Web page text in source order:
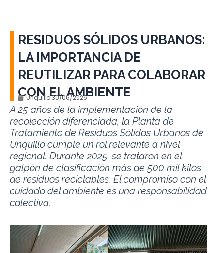
RESIDUOS SÓLIDOS URBANOS:
LA IMPORTANCIA DE
REUTILIZAR PARA COLABORAR
CON EL AMBIENTE
Unquillo30/06/2026
A 25 años de la implementación de la
recolección diferenciada, la Planta de
Tratamiento de Residuos Sólidos Urbanos de
Unquillo cumple un rol relevante a nivel
regional. Durante 2025, se trataron en el
galpón de clasificación más de 500 mil kilos
de residuos reciclables. El compromiso con el
cuidado del ambiente es una responsabilidad
colectiva.